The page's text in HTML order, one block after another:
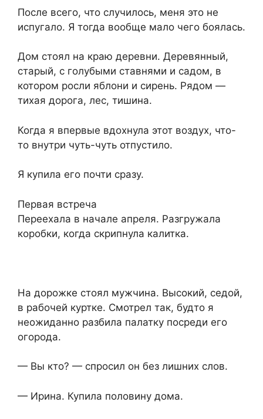
После всего, что случилось, меня это не
испугало. Я тогда вообще мало чего боялась.
Дом стоял на краю деревни. Деревянный,
старый, с голубыми ставнями и садом, в
котором росли яблони и сирень. Рядом —
тихая дорога, лес, тишина.
Когда я впервые вдохнула этот воздух, что-
то внутри чуть-чуть отпустило.
Я купила его почти сразу.
Первая встреча
Переехала в начале апреля. Разгружала
коробки, когда скрипнула калитка.
На дорожке стоял мужчина. Высокий, седой,
в рабочей куртке. Смотрел так, будто я
неожиданно разбила палатку посреди его
огорода.
— Вы кто? — спросил он без лишних слов.
— Ирина. Купила половину дома.